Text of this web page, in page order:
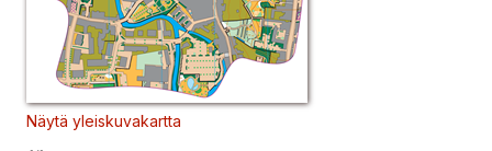
Näytä yleiskuvakartta